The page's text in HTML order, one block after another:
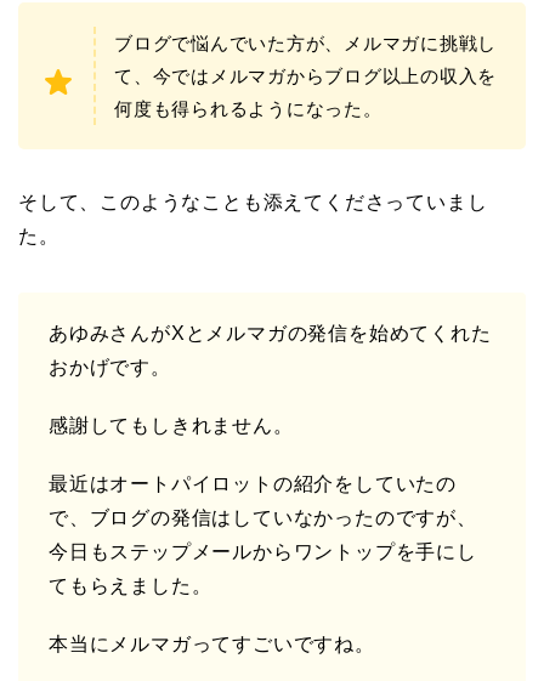
ブログで悩んでいた方が、メルマガに挑戦し
て、今ではメルマガからブログ以上の収入を
何度も得られるようになった。
そして、このようなことも添えてくださっていまし
た。
あゆみさんがXとメルマガの発信を始めてくれた
おかげです。
感謝してもしきれません。
最近はオートパイロットの紹介をしていたの
で、ブログの発信はしていなかったのですが、
今日もステップメールからワントップを手にし
てもらえました。
本当にメルマガってすごいですね。